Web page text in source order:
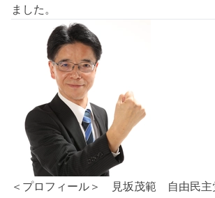
ました。
＜プロフィール＞ 見坂茂範 自由民主